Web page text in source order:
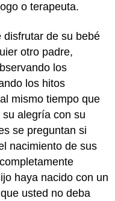
o terapeuta.
disfrutar de su bebé
otro padre,
los
los hitos
mismo tiempo que
alegría con su
se preguntan si
nacimiento de sus
haya nacido con un
usted no deba